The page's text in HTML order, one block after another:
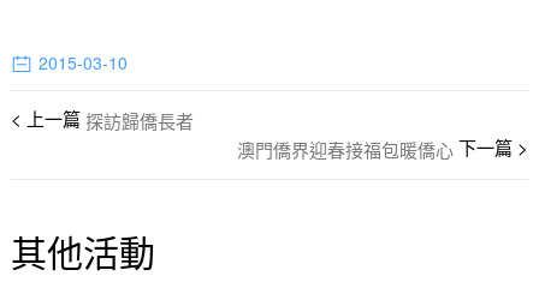
2015-03-10
探訪歸僑長者
澳門僑界迎春接福包暖僑心
其他活動